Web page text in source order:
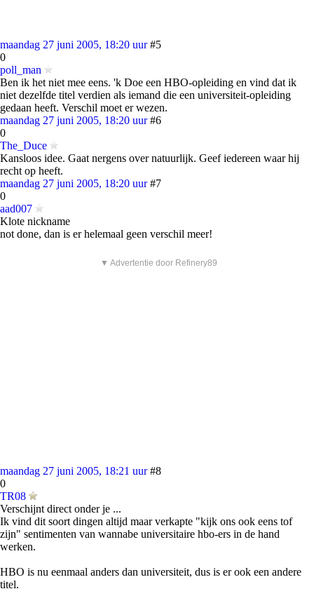
maandag 27 juni 2005, 18:20 uur #5
0
poll_man
Ben ik het niet mee eens. 'k Doe een HBO-opleiding en vind dat ik
niet dezelfde titel verdien als iemand die een universiteit-opleiding
gedaan heeft. Verschil moet er wezen.
maandag 27 juni 2005, 18:20 uur #6
0
The_Duce
Kansloos idee. Gaat nergens over natuurlijk. Geef iedereen waar hij
recht op heeft.
maandag 27 juni 2005, 18:20 uur #7
0
aad007
Klote nickname
not done, dan is er helemaal geen verschil meer!
▼ Advertentie door Refinery89
maandag 27 juni 2005, 18:21 uur #8
0
TR08
Verschijnt direct onder je ...
Ik vind dit soort dingen altijd maar verkapte "kijk ons ook eens tof
zijn" sentimenten van wannabe universitaire hbo-ers in de hand
werken.
HBO is nu eenmaal anders dan universiteit, dus is er ook een andere
titel.